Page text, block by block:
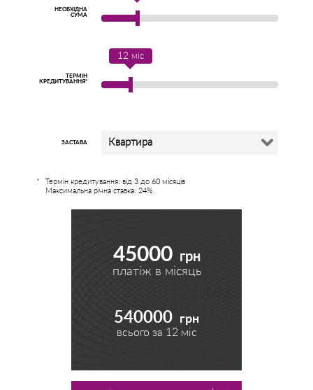
НЕОБХІДНА
СУМА
ТЕРМІН
КРЕДИТУВАННЯ*
12 міс
ЗАСТАВА Квартира
Термін кредитування: від 3 до 60 місяців
Максимальна річна ставка: 24%
45000 грн
платіж в місяць
540000 грн
всього за 12 міс